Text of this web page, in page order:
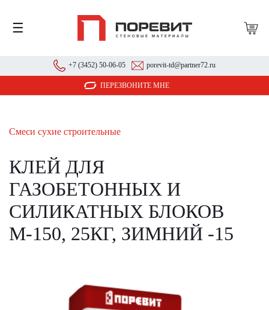
☰
+7 (3452) 50-06-05 porevit-td@partner72.ru
ПЕРЕЗВОНИТЕ МНЕ
Смеси сухие строительные
КЛЕЙ ДЛЯ
ГАЗОБЕТОННЫХ И
СИЛИКАТНЫХ БЛОКОВ
М-150, 25КГ, ЗИМНИЙ -15